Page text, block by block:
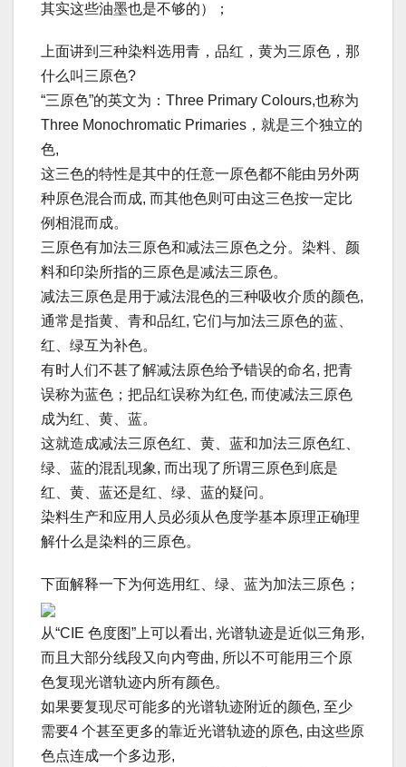
其实这些油墨也是不够的）；
上面讲到三种染料选用青，品红，黄为三原色，那
什么叫三原色?
“三原色”的英文为：Three Primary Colours,也称为
Three Monochromatic Primaries，就是三个独立的
色,
这三色的特性是其中的任意一原色都不能由另外两
种原色混合而成, 而其他色则可由这三色按一定比
例相混而成。
三原色有加法三原色和减法三原色之分。染料、颜
料和印染所指的三原色是减法三原色。
减法三原色是用于减法混色的三种吸收介质的颜色,
通常是指黄、青和品红, 它们与加法三原色的蓝、
红、绿互为补色。
有时人们不甚了解减法原色给予错误的命名, 把青
误称为蓝色；把品红误称为红色, 而使减法三原色
成为红、黄、蓝。
这就造成减法三原色红、黄、蓝和加法三原色红、
绿、蓝的混乱现象, 而出现了所谓三原色到底是
红、黄、蓝还是红、绿、蓝的疑问。
染料生产和应用人员必须从色度学基本原理正确理
解什么是染料的三原色。
下面解释一下为何选用红、绿、蓝为加法三原色；
从“CIE 色度图”上可以看出, 光谱轨迹是近似三角形,
而且大部分线段又向内弯曲, 所以不可能用三个原
色复现光谱轨迹内所有颜色。
如果要复现尽可能多的光谱轨迹附近的颜色, 至少
需要4 个甚至更多的靠近光谱轨迹的原色, 由这些原
色点连成一个多边形,